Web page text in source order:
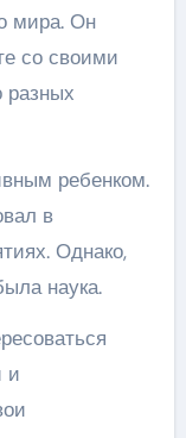
мира. Он
со своими
разных
ребенком.
в
Однако,
наука.
и